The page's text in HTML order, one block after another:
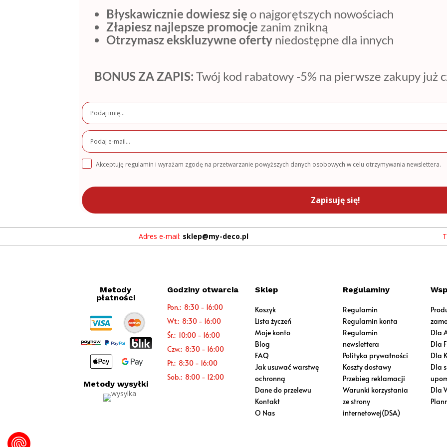
Błyskawicznie dowiesz się o najgorętszych nowościach
Złapiesz najlepsze promocje zanim znikną
Otrzymasz ekskluzywne oferty niedostępne dla innych
BONUS ZA ZAPIS: Twój kod rabatowy -5% na pierwsze zakupy już
Akceptuję regulamin i wyrażam zgodę na przetwarzanie powyższych danych osobowych w celu otrzymywania newslettera.
Zapisuję się!
Adres e-mail: sklep@my-deco.pl
Metody
płatności
Metody wysyłki
Godziny otwarcia
Pon.: 8:30 - 16:00
Wt.: 8:30 - 16:00
Śr.: 10:00 - 16:00
Czw.: 8:30 - 16:00
Pt.: 8:30 - 16:00
Sob.: 8:00 - 12:00
Sklep
Koszyk
Lista życzeń
Moje konto
Blog
FAQ
Jak usuwać warstwę
ochronną
Dane do przelewu
Kontakt
O Nas
Regulaminy
Regulamin
Regulamin konta
Regulamin
newslettera
Polityka prywatności
Koszty dostawy
Przebieg reklamacji
Warunki korzystania
ze strony
internetowej(DSA)
Dla
Dla
Dla
Dla
Dla